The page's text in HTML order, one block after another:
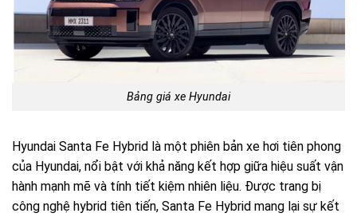
Bảng giá xe Hyundai
Hyundai Santa Fe Hybrid là một phiên bản xe hơi tiên phong
của Hyundai, nổi bật với khả năng kết hợp giữa hiệu suất vận
hành mạnh mẽ và tính tiết kiệm nhiên liệu. Được trang bị
công nghệ hybrid tiên tiến, Santa Fe Hybrid mang lại sự kết